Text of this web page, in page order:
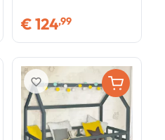
€124,99
favorite_border